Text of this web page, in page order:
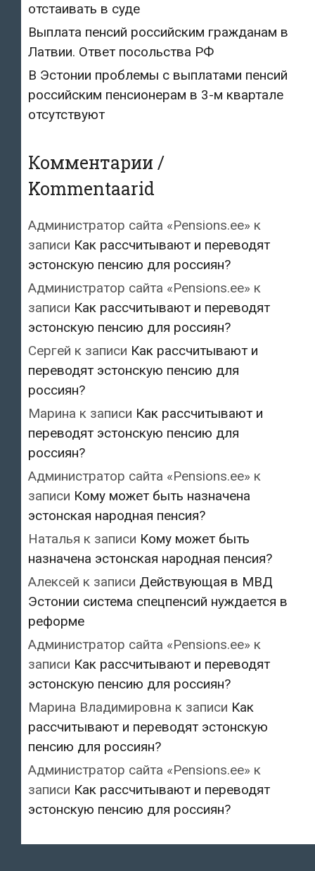
отстаивать в суде
Выплата пенсий российским гражданам в
Латвии. Ответ посольства РФ
В Эстонии проблемы с выплатами пенсий
российским пенсионерам в 3-м квартале
отсутствуют
Комментарии /
Kommentaarid
Администратор сайта «Pensions.ee» к
записи Как рассчитывают и переводят
эстонскую пенсию для россиян?
Администратор сайта «Pensions.ee» к
записи Как рассчитывают и переводят
эстонскую пенсию для россиян?
Сергей к записи Как рассчитывают и
переводят эстонскую пенсию для
россиян?
Марина к записи Как рассчитывают и
переводят эстонскую пенсию для
россиян?
Администратор сайта «Pensions.ee» к
записи Кому может быть назначена
эстонская народная пенсия?
Наталья к записи Кому может быть
назначена эстонская народная пенсия?
Алексей к записи Действующая в МВД
Эстонии система спецпенсий нуждается в
реформе
Администратор сайта «Pensions.ee» к
записи Как рассчитывают и переводят
эстонскую пенсию для россиян?
Марина Владимировна к записи Как
рассчитывают и переводят эстонскую
пенсию для россиян?
Администратор сайта «Pensions.ee» к
записи Как рассчитывают и переводят
эстонскую пенсию для россиян?